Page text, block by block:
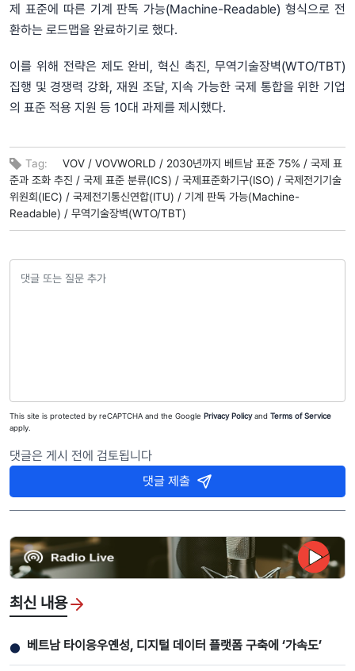
제 표준에 따른 기계 판독 가능(Machine-Readable) 형식으로 전
환하는 로드맵을 완료하기로 했다.
이를 위해 전략은 제도 완비, 혁신 촉진, 무역기술장벽(WTO/TBT)
집행 및 경쟁력 강화, 재원 조달, 지속 가능한 국제 통합을 위한 기업
의 표준 적용 지원 등 10대 과제를 제시했다.
Tag: VOV / VOVWORLD / 2030년까지 베트남 표준 75% / 국제 표
준과 조화 추진 / 국제 표준 분류(ICS) / 국제표준화기구(ISO) / 국제전기기술
위원회(IEC) / 국제전기통신연합(ITU) / 기계 판독 가능(Machine-
Readable) / 무역기술장벽(WTO/TBT)
This site is protected by reCAPTCHA and the Google Privacy Policyand Terms of Service
apply.
댓글은 게시 전에 검토됩니다
댓글 제출
최신 내용
● 베트남 타이응우옌성, 디지털 데이터 플랫폼 구축에 ‘가속도’